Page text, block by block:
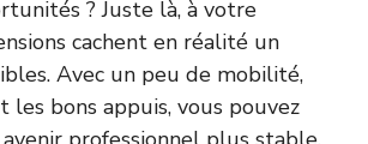
? Juste là, à votre
cachent en réalité un
Avec un peu de mobilité,
les bons appuis, vous pouvez